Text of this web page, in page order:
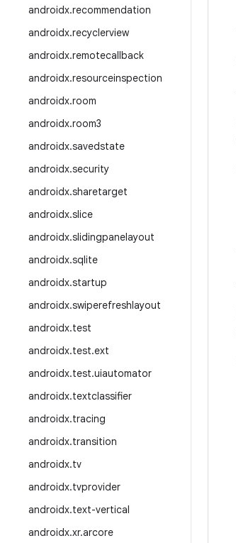
androidx.recommendation
androidx.recyclerview
androidx.remotecallback
androidx.resourceinspection
androidx.room
androidx.room3
androidx.savedstate
androidx.security
androidx.sharetarget
androidx.slice
androidx.slidingpanelayout
androidx.sqlite
androidx.startup
androidx.swiperefreshlayout
androidx.test
androidx.test.ext
androidx.test.uiautomator
androidx.textclassifier
androidx.tracing
androidx.transition
androidx.tv
androidx.tvprovider
androidx.text-vertical
androidx.xr.arcore